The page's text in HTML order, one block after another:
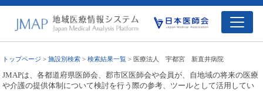
トップページ >施設別検索 >検索結果一覧 > 医療法人 宇都宮 新直井病院
JMAPは、各都道府県医師会、郡市区医師会や会員が、自地域の将来の医療
や介護の提供体制について検討を行う際の参考、ツールとして活用してい